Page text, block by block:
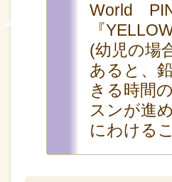
World
『
(幼児の場
あると、
きる時間
スンが進
にわける